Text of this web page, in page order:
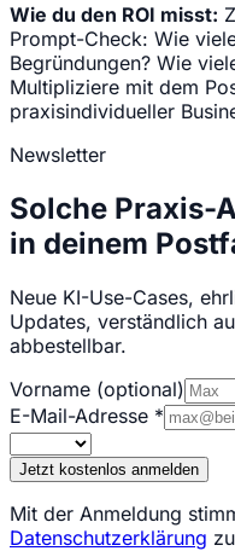
Wie du den ROI misst:
Prompt-Check: Wie
Begründungen? Wie
Multipliziere mit dem
praxisindividueller
Newsletter
Solche Praxis-
in deinem
Neue KI-Use-Cases,
Updates, verständlich
abbestellbar.
Vorname (optional)
E-Mail-Adresse *
Jetzt kostenlos anmelden
Mit der Anmeldung
Datenschutzerklärung